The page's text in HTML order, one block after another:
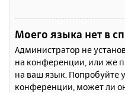
Моего языка нет в
Администратор не
на конференции, или же
на ваш язык. Попробуйте
конференции, может ли